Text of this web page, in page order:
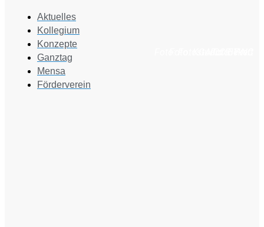
Aktuelles
Kollegium
Konzepte
Ganztag
Mensa
Förderverein